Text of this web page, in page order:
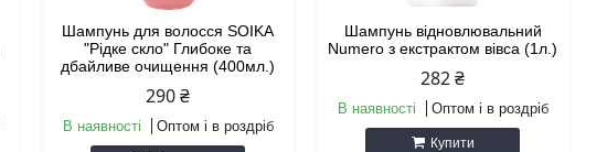
Шампунь для волосся SOIKA
"Рідке скло" Глибоке та
дбайливе очищення (400мл.)
290 ₴
В наявності Оптом і в роздріб
Шампунь відновлювальний
Numero з екстрактом вівса (1л.)
282 ₴
В наявності Оптом і в роздріб
Купити